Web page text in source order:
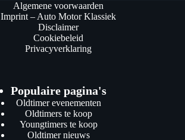
Algemene voorwaarden
Imprint – Auto Motor Klassiek
Disclaimer
Cookiebeleid
Privacyverklaring
Populaire pagina's
Oldtimer evenementen
Oldtimers te koop
Youngtimers te koop
Oldtimer nieuws